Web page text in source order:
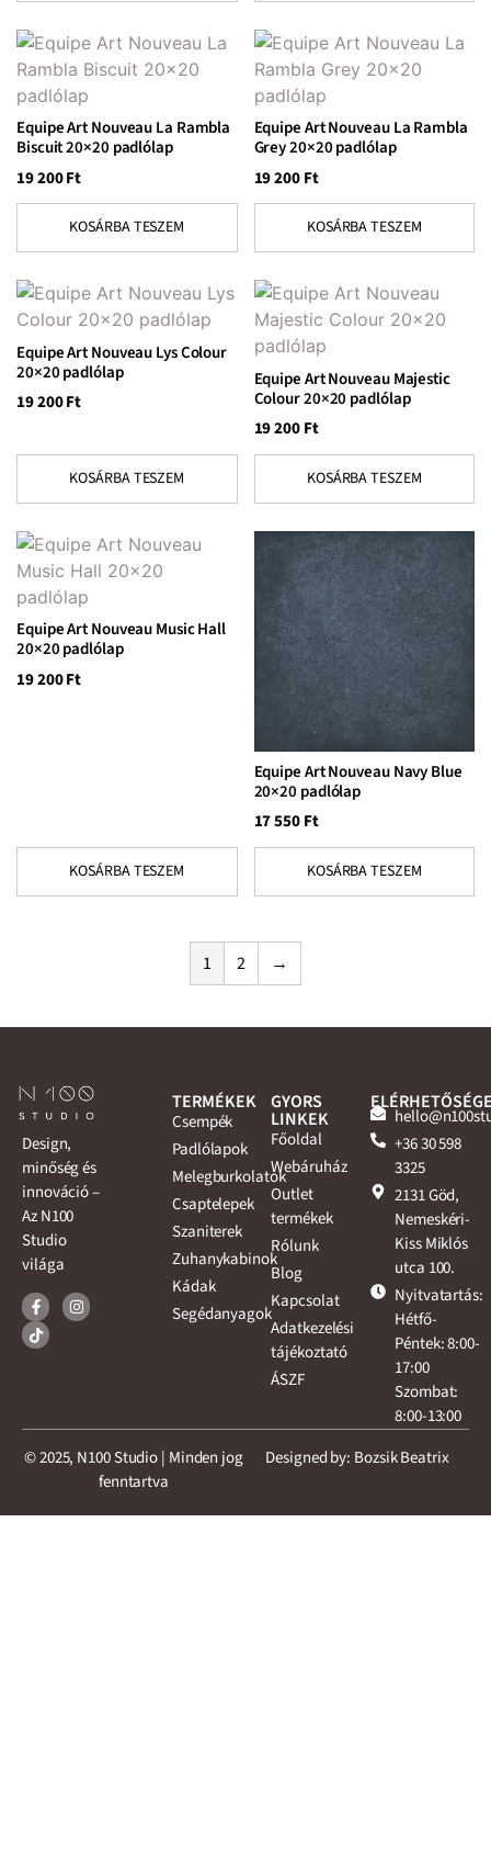
Equipe Art Nouveau La Rambla
Biscuit 20×20 padlólap
19 200Ft
KOSÁRBA TESZEM
Equipe Art Nouveau La Rambla
Grey 20×20 padlólap
19 200Ft
KOSÁRBA TESZEM
Equipe Art Nouveau Lys Colour
20×20 padlólap
19 200Ft
KOSÁRBA TESZEM
Equipe Art Nouveau Majestic
Colour 20×20 padlólap
19 200Ft
KOSÁRBA TESZEM
Equipe Art Nouveau Music Hall
20×20 padlólap
19 200Ft
KOSÁRBA TESZEM
Equipe Art Nouveau Navy Blue
20×20 padlólap
17 550Ft
KOSÁRBA TESZEM
1 2 →
Design,
minőség és
innováció –
Az N100
Studio
világa
TERMÉKEK
Csempék
Padlólapok
Melegburkolatok
Csaptelepek
Szaniterek
Zuhanykabinok
Kádak
Segédanyagok
GYORS
LINKEK
Főoldal
Webáruház
Outlet
termékek
Rólunk
Blog
Kapcsolat
Adatkezelési
tájékoztató
ÁSZF
+36 30 598
3325
2131 Göd,
Nemeskéri-
Kiss Miklós
utca 100.
Nyitvatartás:
Hétfő-
Péntek: 8:00-
17:00
Szombat:
8:00-13:00
© 2025, N100 Studio | Minden jog
fenntartva
Designed by: Bozsik Beatrix